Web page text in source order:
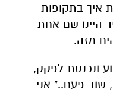
איך בתקופות
היינו שם אחת
מזה.
וע ונכנסת לפקק,
שוב פעם.." אני